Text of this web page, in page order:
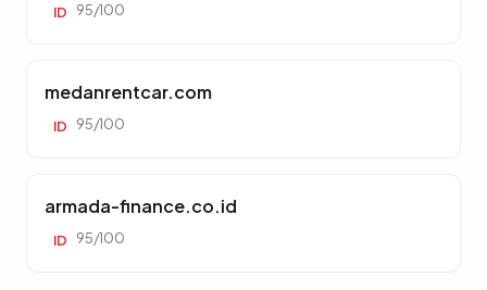
ID 95/100
medanrentcar.com
ID 95/100
armada-finance.co.id
ID 95/100